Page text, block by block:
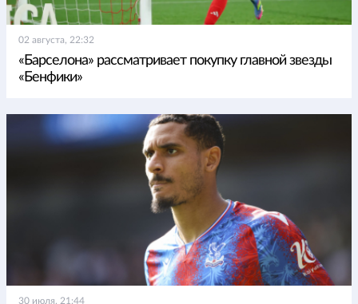
02 августа, 22:32
«Барселона» рассматривает покупку главной звезды
«Бенфики»
30 июля, 21:44